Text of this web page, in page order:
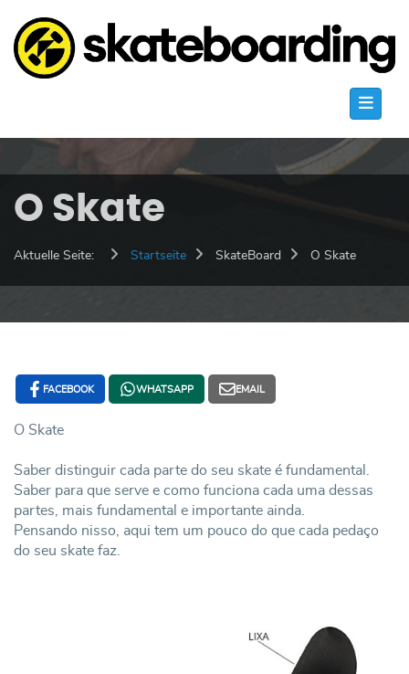
O Skate
Aktuelle Seite: Startseite SkateBoard O Skate
FACEBOOK WHATSAPP EMAIL
O Skate
Saber distinguir cada parte do seu skate é fundamental.
Saber para que serve e como funciona cada uma dessas
partes, mais fundamental e importante ainda.
Pensando nisso, aqui tem um pouco do que cada pedaço
do seu skate faz.